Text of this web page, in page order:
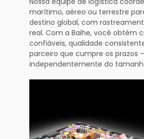
marítimo, aéreo ou terrestre
destino global, com
real. Com a Baihe, você obtém
confiáveis, qualidade
parceiro que cumpre os prazos
independentemente do